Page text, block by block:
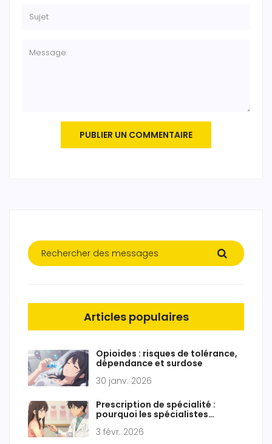
PUBLIER UN COMMENTAIRE
Articles populaires
Opioides : risques de tolérance,
dépendance et surdose
30 janv. 2026
Prescription de spécialité :
pourquoi les spécialistes
marque
3 févr. 2026